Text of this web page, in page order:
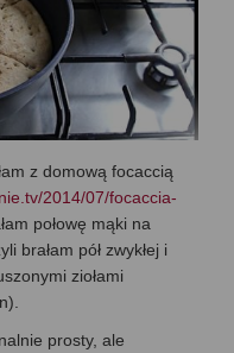
z domową focaccią
2014/07/focaccia-
połowę mąki na
brałam pół zwykłej i
ziołami
prosty, ale